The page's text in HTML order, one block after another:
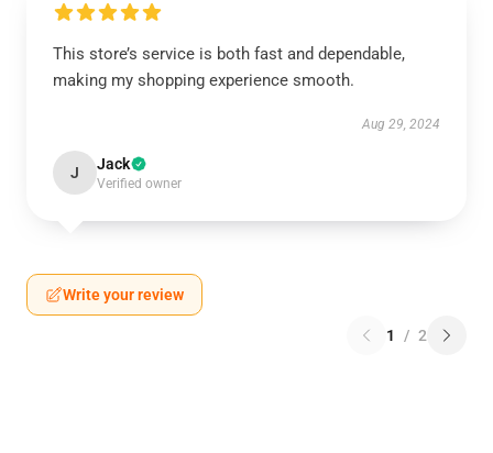
This store’s service is both fast and dependable,
making my shopping experience smooth.
Aug 29, 2024
J Jack
Verified owner
Write your review
1 / 2